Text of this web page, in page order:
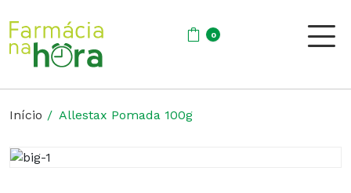
0
Início Allestax Pomada 100g